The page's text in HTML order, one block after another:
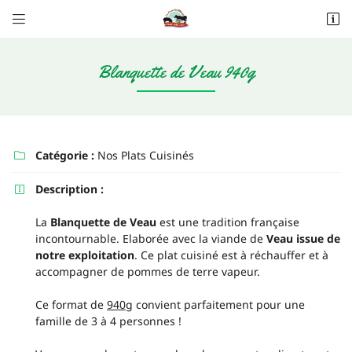
 
Adresse email de réception
Rafraîchir le captcha
Blanquette de Veau 940g
 Catégorie : Nos Plats Cuisinés
 Description :
La Blanquette de Veau est une tradition française
incontournable. Elaborée avec la viande de Veau issue de
notre exploitation. Ce plat cuisiné est à réchauffer et à
accompagner de pommes de terre vapeur.
Ce format de 940g convient parfaitement pour une
famille de 3 à 4 personnes !